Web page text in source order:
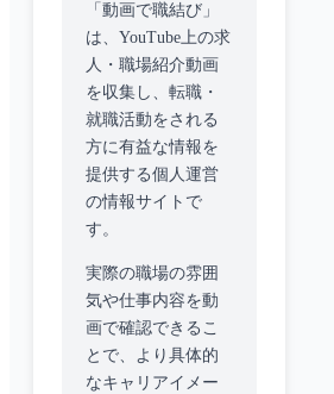
「動画で職結び」
は、YouTube上の求
人・職場紹介動画
を収集し、転職・
就職活動をされる
方に有益な情報を
提供する個人運営
の情報サイトで
す。
実際の職場の雰囲
気や仕事内容を動
画で確認できるこ
とで、より具体的
なキャリアイメー